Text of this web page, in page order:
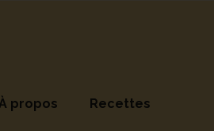
À propos Recettes